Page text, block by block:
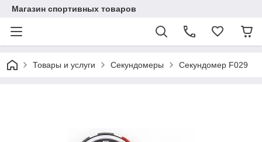
Магазин спортивных товаров
Товары и услуги Секундомеры Секундомер F029